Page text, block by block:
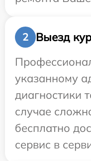
2
Выезд
указанному
диагностики
случае
бесплатно
сервис в